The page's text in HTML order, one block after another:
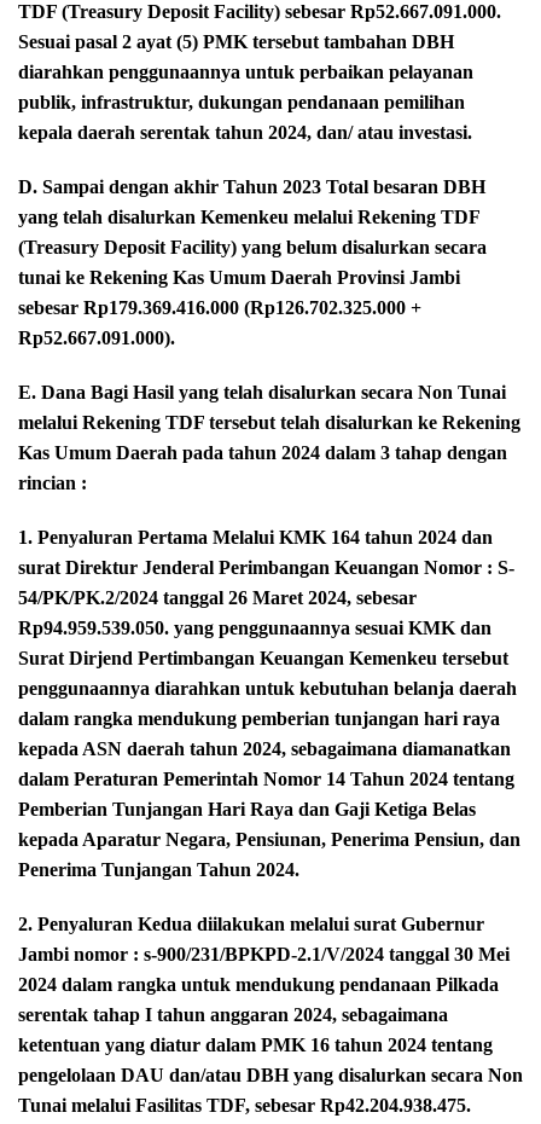
TDF (Treasury Deposit Facility) sebesar Rp52.667.091.000.
Sesuai pasal 2 ayat (5) PMK tersebut tambahan DBH
diarahkan penggunaannya untuk perbaikan pelayanan
publik, infrastruktur, dukungan pendanaan pemilihan
kepala daerah serentak tahun 2024, dan/ atau investasi.
D. Sampai dengan akhir Tahun 2023 Total besaran DBH
yang telah disalurkan Kemenkeu melalui Rekening TDF
(Treasury Deposit Facility) yang belum disalurkan secara
tunai ke Rekening Kas Umum Daerah Provinsi Jambi
sebesar Rp179.369.416.000 (Rp126.702.325.000 +
Rp52.667.091.000).
E. Dana Bagi Hasil yang telah disalurkan secara Non Tunai
melalui Rekening TDF tersebut telah disalurkan ke Rekening
Kas Umum Daerah pada tahun 2024 dalam 3 tahap dengan
rincian :
1. Penyaluran Pertama Melalui KMK 164 tahun 2024 dan
surat Direktur Jenderal Perimbangan Keuangan Nomor : S-
54/PK/PK.2/2024 tanggal 26 Maret 2024, sebesar
Rp94.959.539.050. yang penggunaannya sesuai KMK dan
Surat Dirjend Pertimbangan Keuangan Kemenkeu tersebut
penggunaannya diarahkan untuk kebutuhan belanja daerah
dalam rangka mendukung pemberian tunjangan hari raya
kepada ASN daerah tahun 2024, sebagaimana diamanatkan
dalam Peraturan Pemerintah Nomor 14 Tahun 2024 tentang
Pemberian Tunjangan Hari Raya dan Gaji Ketiga Belas
kepada Aparatur Negara, Pensiunan, Penerima Pensiun, dan
Penerima Tunjangan Tahun 2024.
2. Penyaluran Kedua diilakukan melalui surat Gubernur
Jambi nomor : s-900/231/BPKPD-2.1/V/2024 tanggal 30 Mei
2024 dalam rangka untuk mendukung pendanaan Pilkada
serentak tahap I tahun anggaran 2024, sebagaimana
ketentuan yang diatur dalam PMK 16 tahun 2024 tentang
pengelolaan DAU dan/atau DBH yang disalurkan secara Non
Tunai melalui Fasilitas TDF, sebesar Rp42.204.938.475.